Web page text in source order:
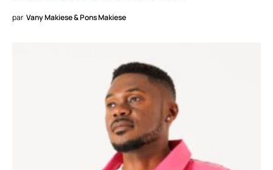
par Vany Makiese & Pons Makiese